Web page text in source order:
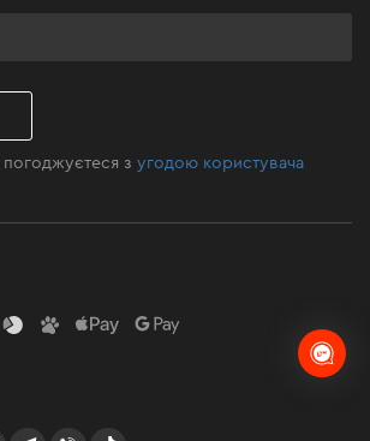
погоджуєтеся зугодою користувача